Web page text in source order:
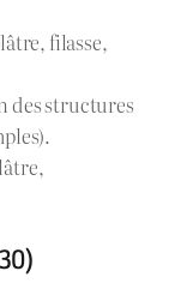
filasse,
des structures